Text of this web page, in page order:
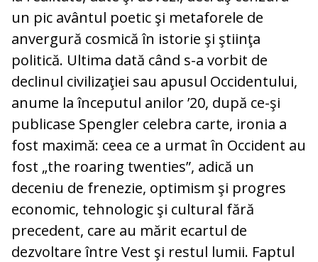
un pic avântul poetic şi metaforele de
anvergură cosmică în istorie şi ştiinţa
politică. Ultima dată când s-a vorbit de
declinul civilizaţiei sau apusul Occidentului,
anume la începutul anilor ’20, după ce-şi
publicase Spengler celebra carte, ironia a
fost maximă: ceea ce a urmat în Occident au
fost „the roaring twenties”, adică un
deceniu de frenezie, optimism şi progres
economic, tehnologic şi cultural fără
precedent, care au mărit ecartul de
dezvoltare între Vest şi restul lumii. Faptul